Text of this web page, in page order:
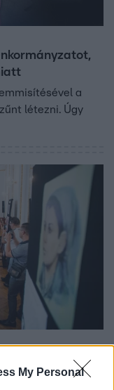
My Personal
a
létezni. Úgy